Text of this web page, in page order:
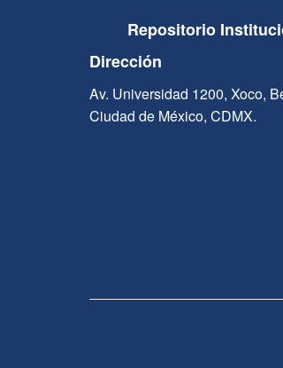
Repositorio
Dirección
Av. Universidad 1200, Xoco,
Ciudad de México, CDMX.